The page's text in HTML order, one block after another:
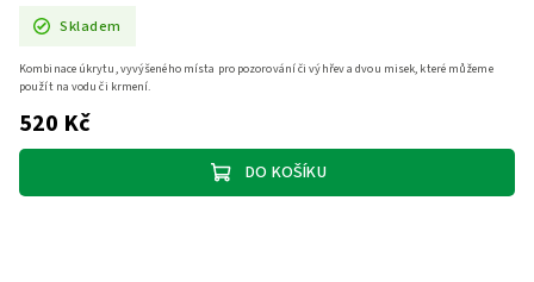
Skladem
520 Kč
DO KOŠÍKU
Kombinace úkrytu, vyvýšeného místa pro pozorování či výhřev a dvou misek, které můžeme
použít na vodu či krmení.